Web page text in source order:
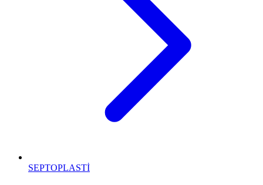
SEPTOPLASTİ